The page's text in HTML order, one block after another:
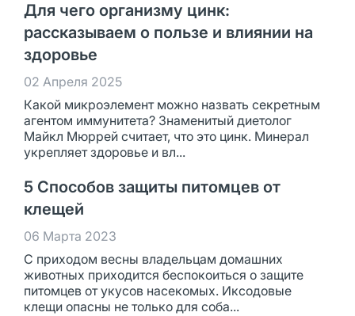
Для чего организму цинк:
рассказываем о пользе и влиянии на
здоровье
02 Апреля 2025
Какой микроэлемент можно назвать секретным
агентом иммунитета? Знаменитый диетолог
Майкл Мюррей считает, что это цинк. Минерал
укрепляет здоровье и вл...
5 Способов защиты питомцев от
клещей
06 Марта 2023
С приходом весны владельцам домашних
животных приходится беспокоиться о защите
питомцев от укусов насекомых. Иксодовые
клещи опасны не только для соба...